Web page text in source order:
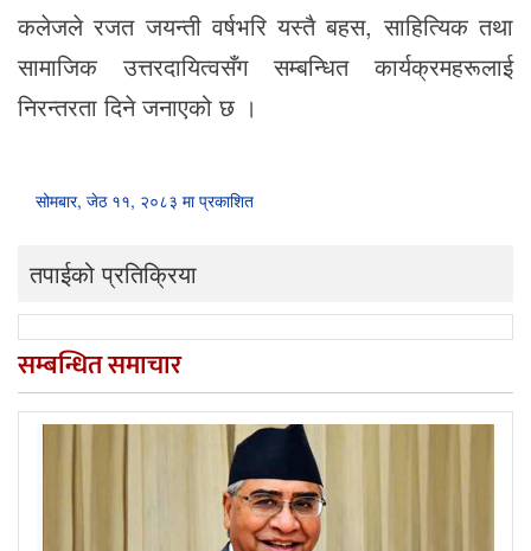
कलेजले रजत जयन्ती वर्षभरि यस्तै बहस, साहित्यिक तथा
सामाजिक उत्तरदायित्वसँग सम्बन्धित कार्यक्रमहरूलाई
निरन्तरता दिने जनाएको छ ।
सोमबार, जेठ ११, २०८३ मा प्रकाशित
तपाईको प्रतिक्रिया
सम्बन्धित समाचार